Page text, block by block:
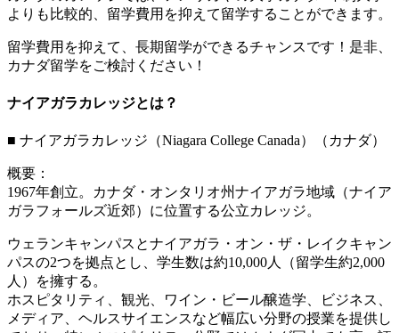
よりも比較的、留学費用を抑えて留学することができます。
留学費用を抑えて、長期留学ができるチャンスです！是非、
カナダ留学をご検討ください！
ナイアガラカレッジとは？
■ ナイアガラカレッジ（Niagara College Canada）（カナダ）
概要：
1967年創立。カナダ・オンタリオ州ナイアガラ地域（ナイア
ガラフォールズ近郊）に位置する公立カレッジ。
ウェランキャンパスとナイアガラ・オン・ザ・レイクキャン
パスの2つを拠点とし、学生数は約10,000人（留学生約2,000
人）を擁する。
ホスピタリティ、観光、ワイン・ビール醸造学、ビジネス、
メディア、ヘルスサイエンスなど幅広い分野の授業を提供し